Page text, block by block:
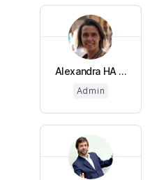
Alexandra HA ...
Admin